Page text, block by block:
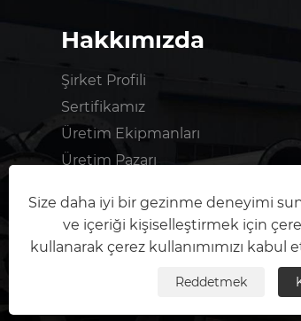
Hakkımızda
Şirket Profili
Sertifikamız
Üretim Ekipmanları
Üretim Pazarı
Telif Hakkı © 2026
Size daha iyi bir gezinme deneyimi
ve içeriği kişiselleştirmek için
kullanarak çerez kullanımımızı kabul
Reddetmek